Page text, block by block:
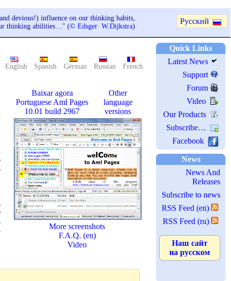
devious!) influence on our thinking habits,
thinking abilities…" (© Edsger W.Dijkstra)
Русский
English Spanish German Russian French
Baixar agora
Portuguese Aml Pages
10.01 build 2967
Other
language
versions
More screenshots
F.A.Q. (en)
Video
Quick Links
Latest News
Support
Forum
Video
Our Products
Subscribe…
Facebook
News
News And
Releases
Subscribe to news
RSS Feed (en)
RSS Feed (ru)
Наш сайт
на русском